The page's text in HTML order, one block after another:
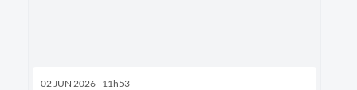
02 JUN 2026 - 11h53